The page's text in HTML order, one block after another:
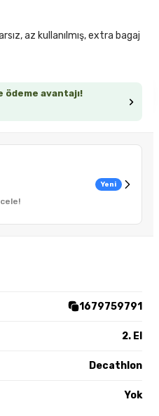
ödeme avantajı!
Yeni
1679759791
2. El
Decathlon
Yok
az kullanılmış, extra bagaj